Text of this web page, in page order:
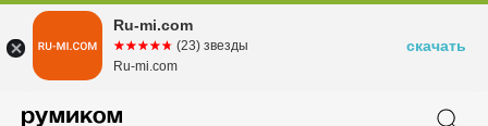
Ru-mi.com
☆☆☆☆☆
★★★★★ (23) звезды
Ru-mi.com
скачать